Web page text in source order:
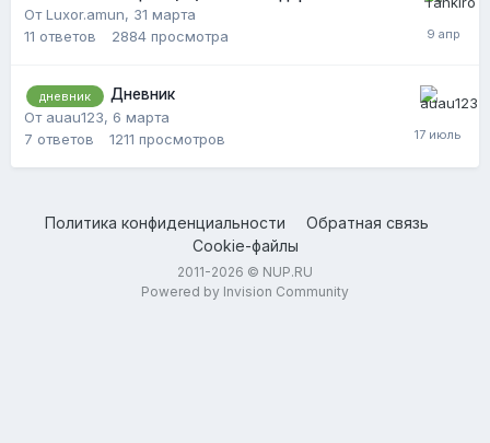
От Luxor.amun, 31 марта
11 ответов 2884 просмотра
дневник
Дневник
От auau123, 6 марта
7 ответов 1211 просмотров
Политика конфиденциальности
Обратная связь
Cookie-файлы
2011-2026 © NUP.RU
Powered by Invision Community